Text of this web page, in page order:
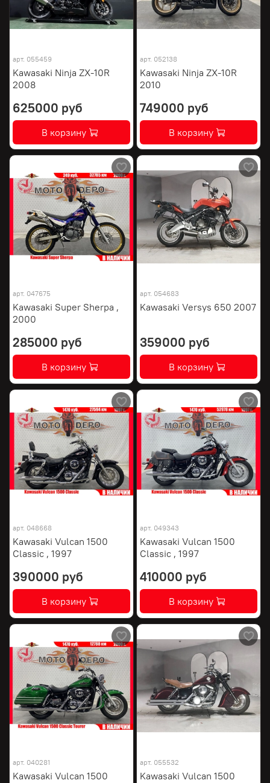
арт. 055459
Kawasaki Ninja ZX-10R
2008
625000 руб
В корзину
арт. 052138
Kawasaki Ninja ZX-10R
2010
749000 руб
В корзину
арт. 047675
Kawasaki Super Sherpa ,
2000
285000 руб
В корзину
арт. 054683
Kawasaki Versys 650 2007
359000 руб
В корзину
арт. 048668
Kawasaki Vulcan 1500
Classic , 1997
390000 руб
В корзину
арт. 049343
Kawasaki Vulcan 1500
Classic , 1997
410000 руб
В корзину
арт. 040281
Kawasaki Vulcan 1500
арт. 055532
Kawasaki Vulcan 1500